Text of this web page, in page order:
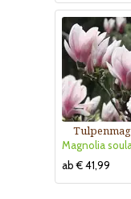
ab € 41,99